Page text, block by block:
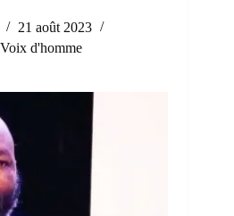
21 août 2023
Voix d'homme